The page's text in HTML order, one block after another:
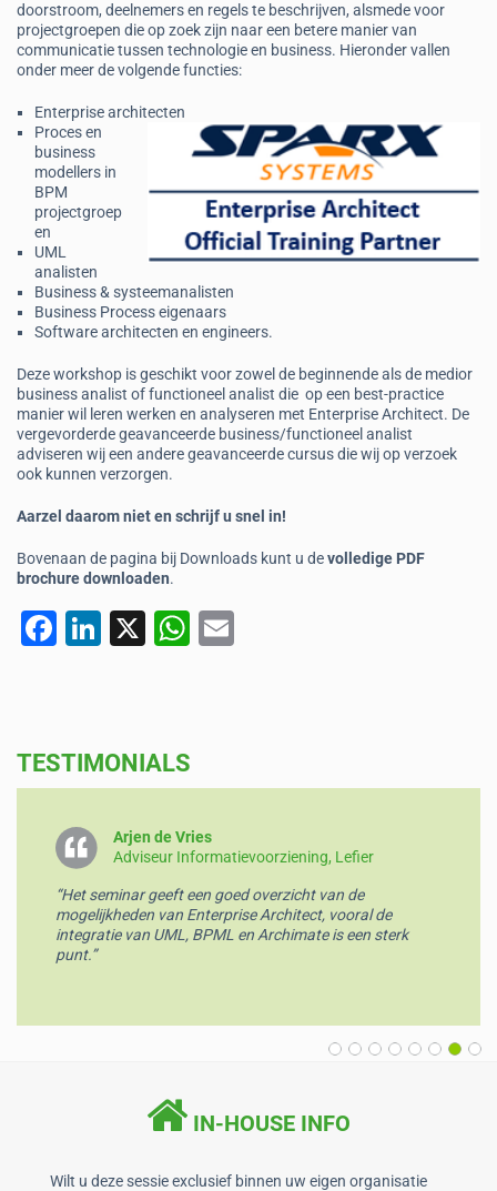
doorstroom, deelnemers en regels te beschrijven, alsmede voor
projectgroepen die op zoek zijn naar een betere manier van
communicatie tussen technologie en business. Hieronder vallen
onder meer de volgende functies:
Enterprise architecten
Proces en
business
modellers in
BPM
projectgroep
en
UML
analisten
Business & systeemanalisten
Business Process eigenaars
Software architecten en engineers.
Deze workshop is geschikt voor zowel de beginnende als de medior
business analist of functioneel analist die op een best-practice
manier wil leren werken en analyseren met Enterprise Architect. De
vergevorderde geavanceerde business/functioneel analist
adviseren wij een andere geavanceerde cursus die wij op verzoek
ook kunnen verzorgen.
Aarzel daarom niet en schrijf u snel in!
Bovenaan de pagina bij Downloads kunt u devolledige PDF
brochure downloaden.
F
b
o
k
Li
dI
X
W
p
TESTIMONIALS
Arjen de Vries
Adviseur Informatievoorziening, Lefier
“Het seminar geeft een goed overzicht van de
mogelijkheden van Enterprise Architect, vooral de
integratie van UML, BPML en Archimate is een sterk
punt.”
IN-HOUSE INFO
Wilt u deze sessie exclusief binnen uw eigen organisatie